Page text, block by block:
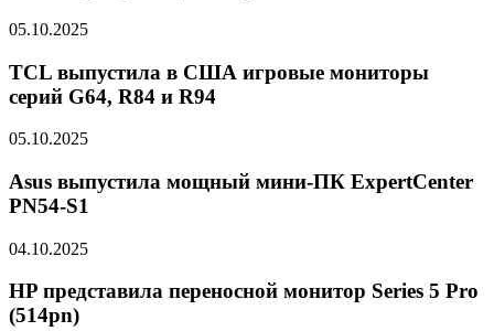
05.10.2025
TCL выпустила в США игровые мониторы
серий G64, R84 и R94
05.10.2025
Asus выпустила мощный мини-ПК ExpertCenter
PN54-S1
04.10.2025
HP представила переносной монитор Series 5 Pro
(514pn)